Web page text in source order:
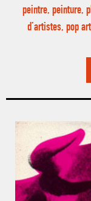
peintre, peinture,
d’artistes, pop